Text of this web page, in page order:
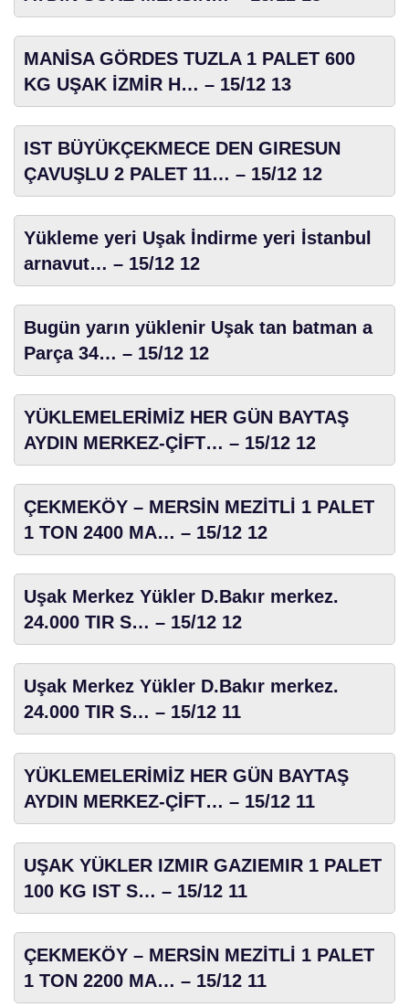
MANİSA GÖRDES TUZLA 1 PALET 600
KG UŞAK İZMİR H… – 15/12 13
IST BÜYÜKÇEKMECE DEN GIRESUN
ÇAVUŞLU 2 PALET 11… – 15/12 12
Yükleme yeri Uşak İndirme yeri İstanbul
arnavut… – 15/12 12
Bugün yarın yüklenir Uşak tan batman a
Parça 34… – 15/12 12
YÜKLEMELERİMİZ HER GÜN BAYTAŞ
AYDIN MERKEZ-ÇİFT… – 15/12 12
ÇEKMEKÖY – MERSİN MEZİTLİ 1 PALET
1 TON 2400 MA… – 15/12 12
Uşak Merkez Yükler D.Bakır merkez.
24.000 TIR S… – 15/12 12
Uşak Merkez Yükler D.Bakır merkez.
24.000 TIR S… – 15/12 11
YÜKLEMELERİMİZ HER GÜN BAYTAŞ
AYDIN MERKEZ-ÇİFT… – 15/12 11
UŞAK YÜKLER IZMIR GAZIEMIR 1 PALET
100 KG IST S… – 15/12 11
ÇEKMEKÖY – MERSİN MEZİTLİ 1 PALET
1 TON 2200 MA… – 15/12 11